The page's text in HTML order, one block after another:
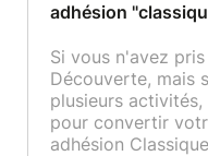
adhésion
Si vous n'avez
Découverte, mais
plusieurs
pour convertir
adhésion